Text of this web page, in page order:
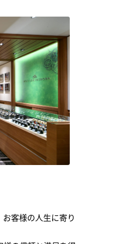
客様の人生に寄り